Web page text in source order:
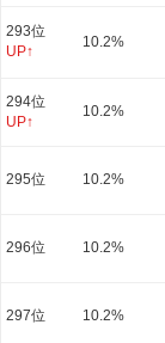
293位
UP↑
10.2%
294位
UP↑
10.2%
295位 10.2%
296位 10.2%
297位 10.2%